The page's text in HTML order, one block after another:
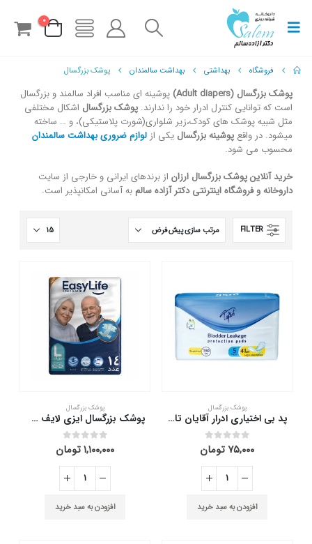
0
فروشگاه بهداشتی بهداشت سالمندان پوشک بزرگسال
پوشک بزرگسال (Adult diapers)
پوشینه ای مناسب افراد سالمند و بزرگسال
است که توانایی کنترل ادرار خود را ندارند. پوشک بزرگسال اشکال مختلفی
مثل شبیه پوشک های کودک،زیر شلواری(شورت پلاستیکی)، و … ساخته
میشود. در واقع پوشینه بزرگسال یکی از لوازم ضروری بهداشت سالمندان
محسوب می شود.
خرید آنلاین پوشک بزرگسال ارزان از برندهای ایرانی و خارجی از سایت
داروخانه و فروشگاه اینترنتی دکتر آزاده سالم به آسانی امکانپذیر است.
FILTER
پوشک بزرگسال
پد بی اختیاری ادرار آقایان تافته 5 عدد
۷۵,۰۰۰تومان
افزودن به سبد خرید
پوشک بزرگسال
پوشک بزرگسال ایزی لایف سایز بزرگ بسته 14 عددی
۱,۱۰۰,۰۰۰تومان
افزودن به سبد خرید